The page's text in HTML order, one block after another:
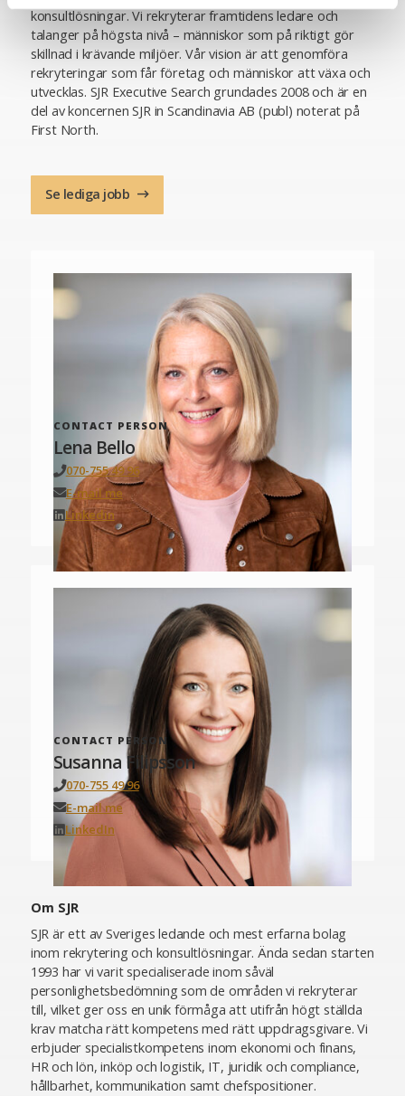
konsultlösningar. Vi rekryterar framtidens ledare och
talanger på högsta nivå – människor som på riktigt gör
skillnad i krävande miljöer. Vår vision är att genomföra
rekryteringar som får företag och människor att växa och
utvecklas. SJR Executive Search grundades 2008 och är en
del av koncernen SJR in Scandinavia AB (publ) noterat på
First North.
Se lediga jobb
CONTACT PERSON
Lena Bello
070-755 49 96
E-mail me
Linkedin
CONTACT PERSON
Susanna Filipsson
070-755 49 96
E-mail me
LinkedIn
Om SJR
SJR är ett av Sveriges ledande och mest erfarna bolag
inom rekrytering och konsultlösningar. Ända sedan starten
1993 har vi varit specialiserade inom såväl
personlighetsbedömning som de områden vi rekryterar
till, vilket ger oss en unik förmåga att utifrån högt ställda
krav matcha rätt kompetens med rätt uppdragsgivare. Vi
erbjuder specialistkompetens inom ekonomi och finans,
HR och lön, inköp och logistik, IT, juridik och compliance,
hållbarhet, kommunikation samt chefspositioner.